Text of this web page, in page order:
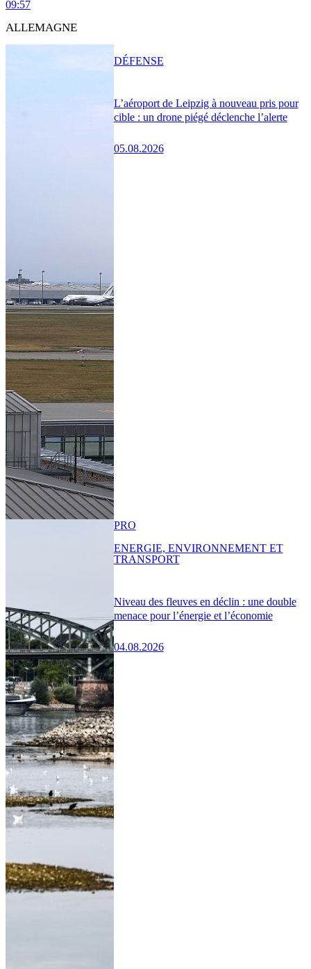
09:57
ALLEMAGNE
L’aéroport de Leipzig à nouveau pris pour
cible : un drone piégé déclenche l’alerte
05.08.2026
DÉFENSE
Niveau des fleuves en déclin : une double
menace pour l’énergie et l’économie
04.08.2026
PRO
ENERGIE, ENVIRONNEMENT ET
TRANSPORT